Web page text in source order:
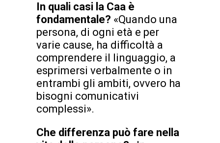
In quali casi la Caa è
fondamentale? «Quando una
persona, di ogni età e per
varie cause, ha difficoltà a
comprendere il linguaggio, a
esprimersi verbalmente o in
entrambi gli ambiti, ovvero ha
bisogni comunicativi
complessi».
Che differenza può fare nella